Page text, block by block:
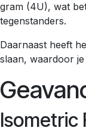
gram (4U), wat
tegenstanders.
Daarnaast heeft
slaan, waardoor
Isometric